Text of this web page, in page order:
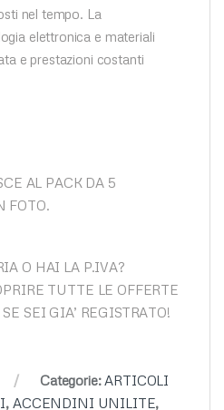
nel tempo. La
elettronica e materiali
e prestazioni costanti
AL PACK DA 5
FOTO.
O HAI LA P.IVA?
TUTTE LE OFFERTE
SE SEI GIA’ REGISTRATO!
Categorie: ARTICOLI
, ACCENDINI UNILITE,